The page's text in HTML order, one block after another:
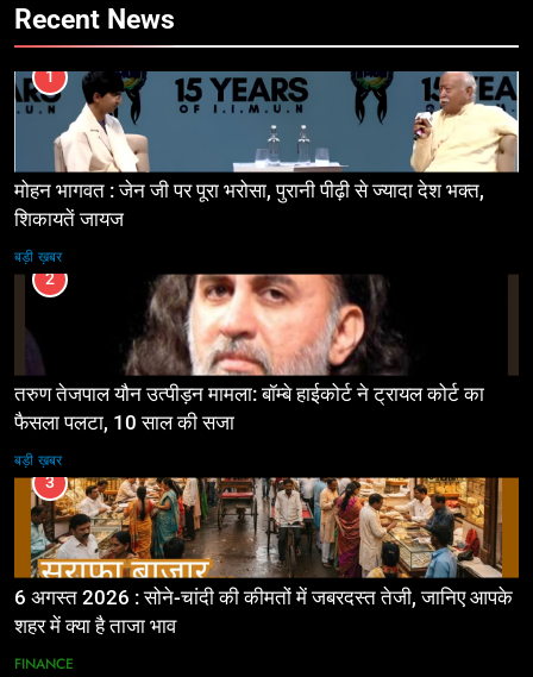
Recent News
1
मोहन भागवत : जेन जी पर पूरा भरोसा, पुरानी पीढ़ी से ज्यादा देश भक्त,
शिकायतें जायज
बड़ी ख़बर
2
तरुण तेजपाल यौन उत्पीड़न मामला: बॉम्बे हाईकोर्ट ने ट्रायल कोर्ट का
फैसला पलटा, 10 साल की सजा
बड़ी ख़बर
3
6 अगस्त 2026 : सोने-चांदी की कीमतों में जबरदस्त तेजी, जानिए आपके
शहर में क्या है ताजा भाव
FINANCE